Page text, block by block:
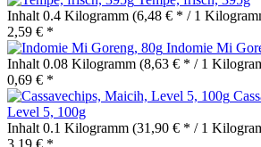
Inhalt 0.4 Kilogramm (6,48 € * / 1
2,59 € *
Indomie Mi
Inhalt 0.08 Kilogramm (8,63 € * / 1
0,69 € *
Level 5, 100g
Inhalt 0.1 Kilogramm (31,90 € * / 1
3,19 € *